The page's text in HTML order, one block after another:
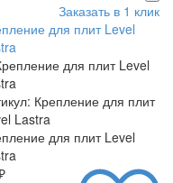
Заказать в 1 клик
для плит Level
Крепление для плит
Lastra
для плит Level